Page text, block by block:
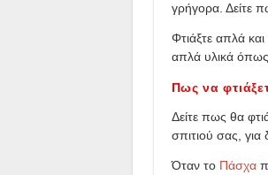
γρήγορα. Δείτε
Φτιάξτε απλά
απλά υλικά όπως
Πως να
Δείτε πως θα
σπιτιού σας, για
Όταν το Πάσχα